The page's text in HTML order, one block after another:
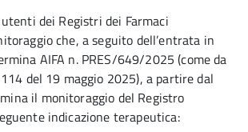
dei Registri dei Farmaci
che, a seguito dell’entrata in
AIFA n. PRES/649/2025 (come da
del 19 maggio 2025), a partire dal
il monitoraggio del Registro
indicazione terapeutica: